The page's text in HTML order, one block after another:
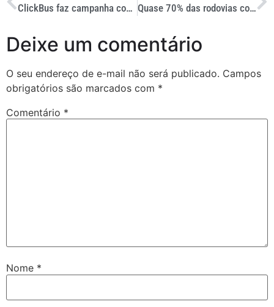
ClickBus faz campanha com cupons de até R$ 180 neste carnaval Quase 70% das rodovias concedidas estão em ótimas ou boas condições
Deixe um comentário
O seu endereço de e-mail não será publicado. Campos
obrigatórios são marcados com *
Comentário *
Nome *